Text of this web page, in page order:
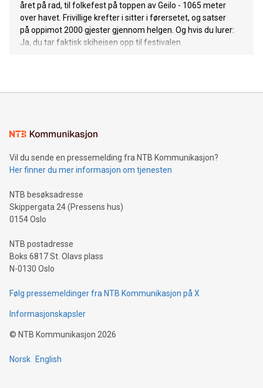
året på rad, til folkefest på toppen av Geilo - 1065 meter
over havet. Frivillige krefter i sitter i førersetet, og satser
på oppimot 2000 gjester gjennom helgen. Og hvis du lurer:
Ja, du tar faktisk skiheisen opp til festivalen.
Vil du sende en pressemelding fra NTB Kommunikasjon?
Her finner du mer informasjon om tjenesten
NTB besøksadresse
Skippergata 24 (Pressens hus)
0154 Oslo
NTB postadresse
Boks 6817 St. Olavs plass
N-0130 Oslo
Følg pressemeldinger fra NTB Kommunikasjon på X
Informasjonskapsler
© NTB Kommunikasjon 2026
Norsk English